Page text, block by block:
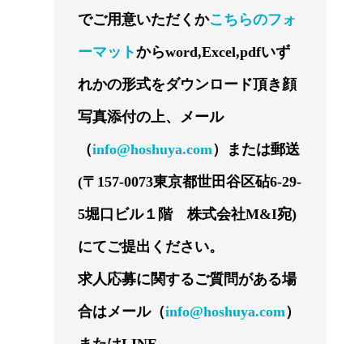
でご用意いただくかこちらのフォ
ーマットからword,Excel,pdfいず
れかの形式をダウンロード頂き顔
写真添付の上、メール
（info@hoshuya.com）または郵送
(〒157-0073東京都世田谷区砧6-29-
5堀口ビル１階 株式会社M&I宛)
にてご提出ください。
求人応募に関するご質問がある場
合はメール（info@hoshuya.com）